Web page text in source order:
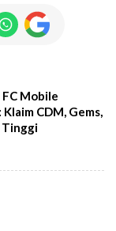
Mobile
CDM, Gems,
Tinggi